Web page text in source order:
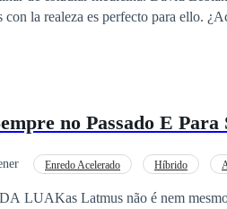
con la realeza es perfecto para ello.
no Passado E Para
Enredo Acelerado Híbrido
LUAKas Latmus não é nem mesmo